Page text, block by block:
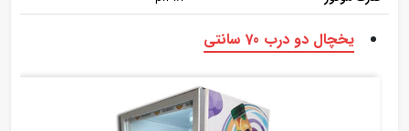
یخچال دو درب 70 سانتی